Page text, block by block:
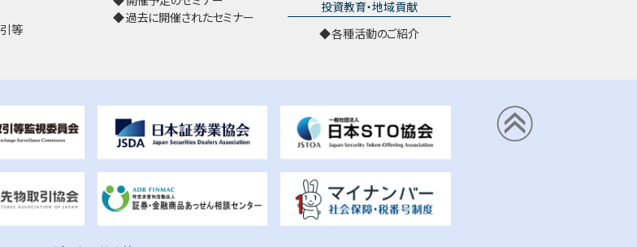
等
過去に開催されたセミナー
投資教育・地域貢献
各種活動のご紹介